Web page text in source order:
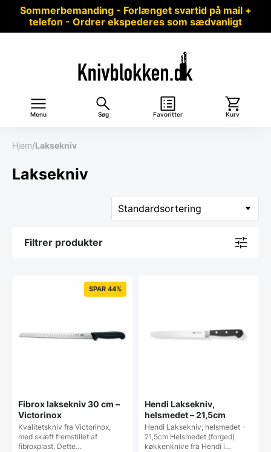
Sommerbemanding - Forlænget svartid på mail +
telefon - Ordrer ekspederes som sædvanligt
Menu Søg Favoritter Kurv
Hjem/Laksekniv
Laksekniv
Filtrer produkter
SPAR 44%
Fibrox laksekniv 30 cm –
Victorinox
Kvalitetskniv fra Victorinox,
med skæft fremstillet af
fibroxplast. Dette…
Hendi Laksekniv,
helsmedet – 21,5cm
Hendi Laksekniv, helsmedet -
21,5cm Helsmedet (forged)
køkkenknive fra Hendi i…